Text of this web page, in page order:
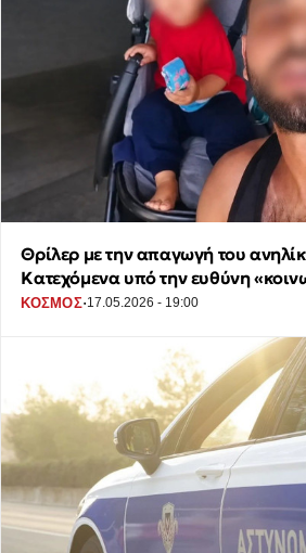
Θρίλερ με την απαγωγή του
Κατεχόμενα υπό την ευθύνη
ΚΟΣΜΟΣ·17.05.2026 - 19:00